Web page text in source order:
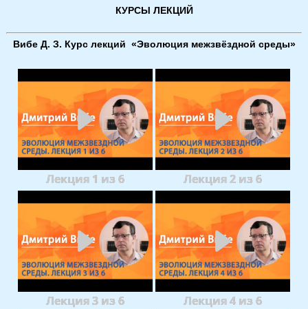
КУРСЫ ЛЕКЦИЙ
Вибе Д. З. Курс лекций «Эволюция межзвёздной среды»
Лекция 1 из 6 Лекция 2 из 6
Лекция 3 из 6 Лекция 4 из 6